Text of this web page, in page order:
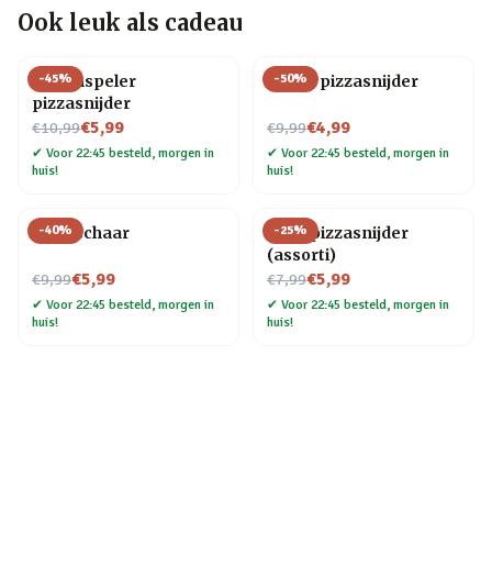
Ook leuk als cadeau
-45%
Platenspeler
pizzasnijder
€10,99
Nu voor€5,99
✔ Voor 22:45 besteld, morgen in
huis!
-50%
Motor pizzasnijder
€9,99
Nu voor€4,99
✔ Voor 22:45 besteld, morgen in
huis!
-40%
Pizzaschaar
€9,99
Nu voor€5,99
✔ Voor 22:45 besteld, morgen in
huis!
-25%
Fiets pizzasnijder
(assorti)
€7,99
Nu voor€5,99
✔ Voor 22:45 besteld, morgen in
huis!